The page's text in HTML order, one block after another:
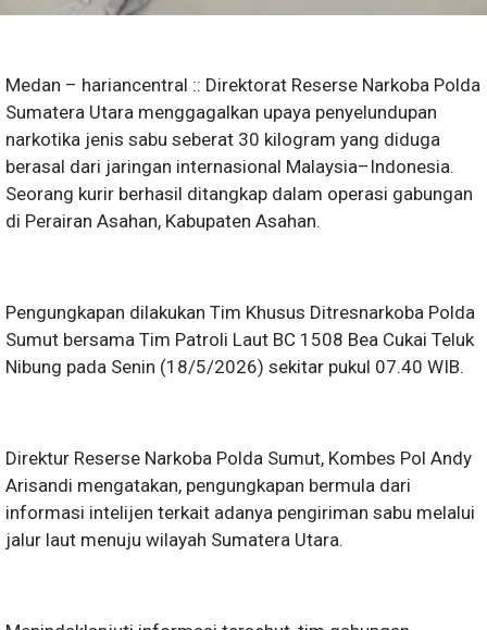
Medan – hariancentral :: Direktorat Reserse Narkoba Polda
Sumatera Utara menggagalkan upaya penyelundupan
narkotika jenis sabu seberat 30 kilogram yang diduga
berasal dari jaringan internasional Malaysia–Indonesia.
Seorang kurir berhasil ditangkap dalam operasi gabungan
di Perairan Asahan, Kabupaten Asahan.
Pengungkapan dilakukan Tim Khusus Ditresnarkoba Polda
Sumut bersama Tim Patroli Laut BC 1508 Bea Cukai Teluk
Nibung pada Senin (18/5/2026) sekitar pukul 07.40 WIB.
Direktur Reserse Narkoba Polda Sumut, Kombes Pol Andy
Arisandi mengatakan, pengungkapan bermula dari
informasi intelijen terkait adanya pengiriman sabu melalui
jalur laut menuju wilayah Sumatera Utara.